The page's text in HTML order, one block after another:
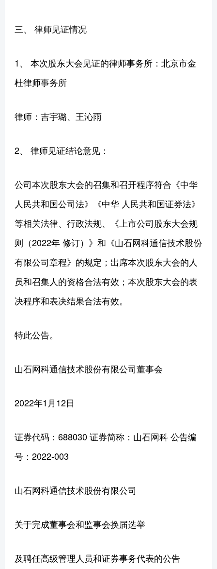
三、 律师见证情况
1、 本次股东大会见证的律师事务所：北京市金
杜律师事务所
律师：吉宇璐、王沁雨
2、 律师见证结论意见：
公司本次股东大会的召集和召开程序符合《中华
人民共和国公司法》《中华 人民共和国证券法》
等相关法律、行政法规、《上市公司股东大会规
则（2022年 修订）》和《山石网科通信技术股份
有限公司章程》的规定；出席本次股东大会的人
员和召集人的资格合法有效；本次股东大会的表
决程序和表决结果合法有效。
特此公告。
山石网科通信技术股份有限公司董事会
2022年1月12日
证券代码：688030 证券简称：山石网科 公告编
号：2022-003
山石网科通信技术股份有限公司
关于完成董事会和监事会换届选举
及聘任高级管理人员和证券事务代表的公告